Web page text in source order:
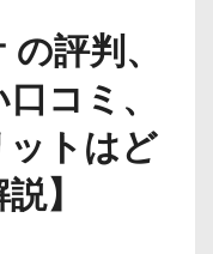
評判、
コミ、
トはど
】